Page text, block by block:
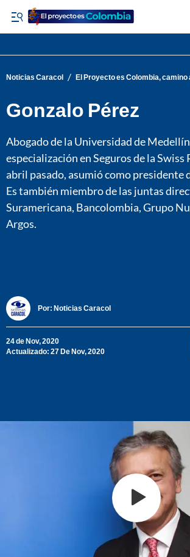
Noticias Caracol / El Proyecto es Colombia, camino
Gonzalo Pérez
Abogado de la Universidad de
especialización en Seguros de la Swiss
abril pasado, asumió como presidente
Es también miembro de las juntas
Suramericana, Bancolombia, Grupo
Argos.
Por: Noticias Caracol
24 de Nov, 2020
Actualizado: 27 De Nov, 2020